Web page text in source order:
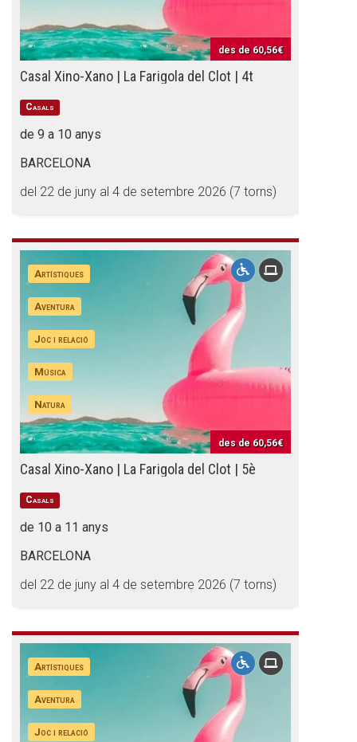
des de 60,56€
Casal Xino-Xano | La Farigola del Clot | 4t
Casals
de 9 a 10 anys
BARCELONA
del 22 de juny al 4 de setembre 2026 (7 torns)
Artístiques
Aventura
Joc i relació
Música
Natura
des de 60,56€
Casal Xino-Xano | La Farigola del Clot | 5è
Casals
de 10 a 11 anys
BARCELONA
del 22 de juny al 4 de setembre 2026 (7 torns)
Artístiques
Aventura
Joc i relació